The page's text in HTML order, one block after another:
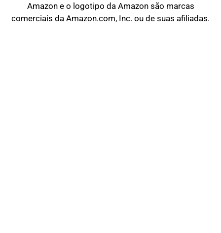
Amazon e o logotipo da Amazon são marcas
comerciais da Amazon.com, Inc. ou de suas afiliadas.